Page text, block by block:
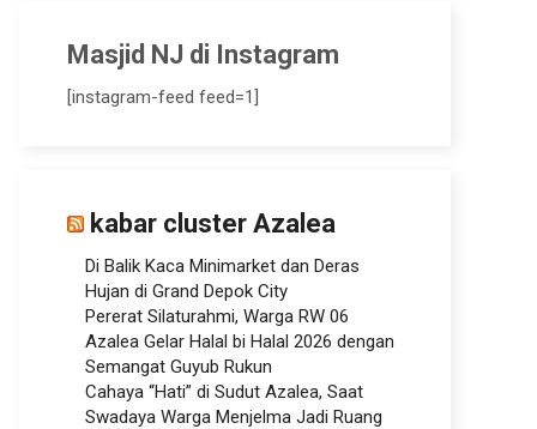
Masjid NJ di Instagram
[instagram-feed feed=1]
kabar cluster Azalea
Di Balik Kaca Minimarket dan Deras
Hujan di Grand Depok City
Pererat Silaturahmi, Warga RW 06
Azalea Gelar Halal bi Halal 2026 dengan
Semangat Guyub Rukun
Cahaya “Hati” di Sudut Azalea, Saat
Swadaya Warga Menjelma Jadi Ruang